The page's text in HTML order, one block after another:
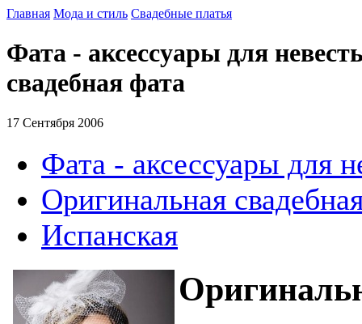
Главная Мода и стиль Свадебные платья
Фата - аксессуары для
свадебная фата
17 Сентября 2006
Фата - аксессуары для
Оригинальная
Испанская